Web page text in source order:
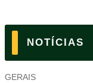
NOTÍCIAS
GERAIS